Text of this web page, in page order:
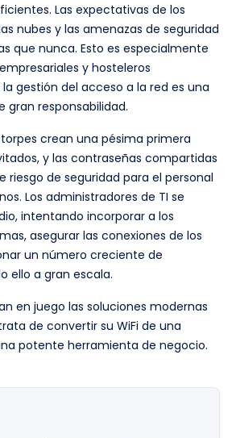
Las expectativas de los
nubes y las amenazas de seguridad
que nunca. Esto es especialmente
y hosteleros
gestión del acceso a la red es una
gran responsabilidad.
crean una pésima primera
y las contraseñas compartidas
riesgo de seguridad para el personal
Los administradores de TI se
intentando incorporar a los
asegurar las conexiones de los
un número creciente de
ello a gran escala.
en juego las soluciones modernas
de convertir su WiFi de una
potente herramienta de negocio.